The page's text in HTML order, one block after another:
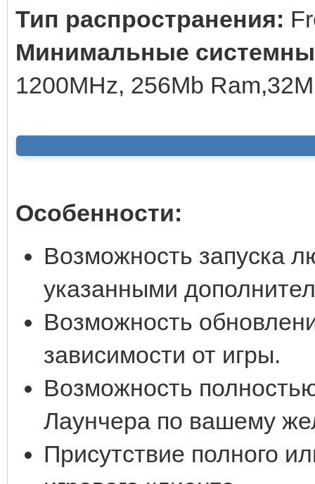
Тип распространения:
Минимальные
1200MHz, 256Mb
Особенности:
Возможность запуска
указанными
Возможность
зависимости от игры.
Возможность
Лаунчера по вашему
Присутствие полного